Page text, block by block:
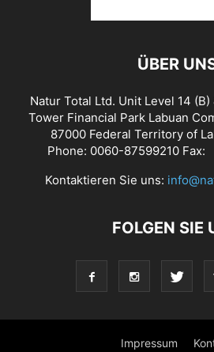
ÜBER
Natur Total Ltd. Unit Level 14
Tower Financial Park Labuan
87000 Federal Territory of
Phone: 0060-87599210
Kontaktieren Sie uns:
FOLGEN SIE
Impressum